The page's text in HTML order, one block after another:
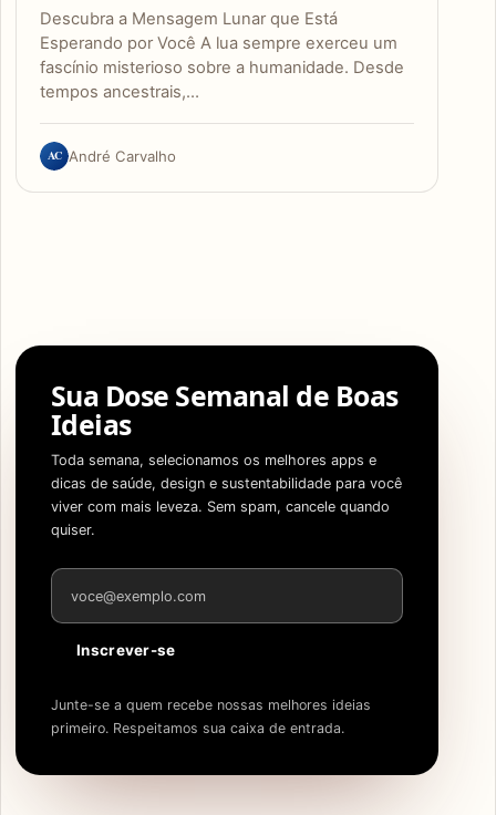
Descubra a Mensagem Lunar que Está
Esperando por Você A lua sempre exerceu um
fascínio misterioso sobre a humanidade. Desde
tempos ancestrais,…
AC André Carvalho
Sua Dose Semanal de Boas
Ideias
Toda semana, selecionamos os melhores apps e
dicas de saúde, design e sustentabilidade para você
viver com mais leveza. Sem spam, cancele quando
quiser.
Endereço de e-mail
Inscrever-se
Junte-se a quem recebe nossas melhores ideias
primeiro. Respeitamos sua caixa de entrada.